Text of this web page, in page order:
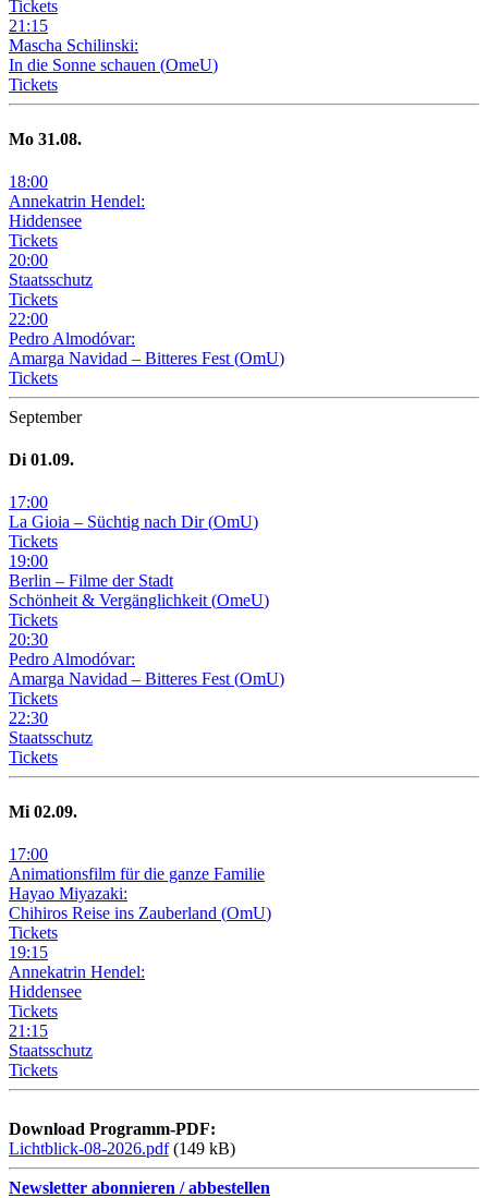
Tickets
21 :15
Mascha Schilinski:
In die Sonne schauen (OmeU)
Tickets
Mo 31.08.
18:00
Annekatrin Hendel:
Hiddensee
Tickets
20:00
Staatsschutz
Tickets
22:00
Pedro Almodóvar:
Amarga Navidad – Bitteres Fest (OmU)
Tickets
September
Di 01.09.
17:00
La Gioia – Süchtig nach Dir (OmU)
Tickets
19:00
Berlin – Filme der Stadt
Schönheit & Vergänglichkeit(OmeU)
Tickets
20:30
Pedro Almodóvar:
Amarga Navidad – Bitteres Fest(OmU)
Tickets
22:30
Staatsschutz
Tickets
Mi 02.09.
17:00
Animationsfilm für die ganze Familie
Hayao Miyazaki:
Chihiros Reise ins Zauberland (OmU)
Tickets
19:15
Annekatrin Hendel:
Hiddensee
Tickets
21 :15
Staatsschutz
Tickets
Download Programm-PDF:
Lichtblick-08-2026.pdf (149 kB)
Newsletter abonnieren / abbestellen